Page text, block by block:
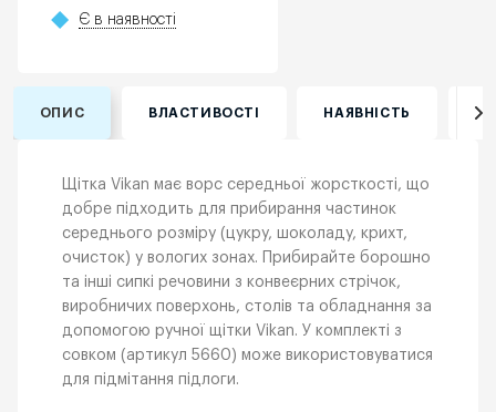
Є в наявності
ОПИС ВЛАСТИВОСТІ НАЯВНІСТЬ
Щітка Vikan має ворс середньої жорсткості, що
добре підходить для прибирання частинок
середнього розміру (цукру, шоколаду, крихт,
очисток) у вологих зонах. Прибирайте борошно
та інші сипкі речовини з конвеєрних стрічок,
виробничих поверхонь, столів та обладнання за
допомогою ручної щітки Vikan. У комплекті з
совком (артикул 5660) може використовуватися
для підмітання підлоги.